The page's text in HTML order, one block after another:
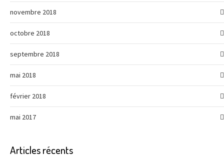
novembre 2018
octobre 2018
septembre 2018
mai 2018
février 2018
mai 2017
Articles récents